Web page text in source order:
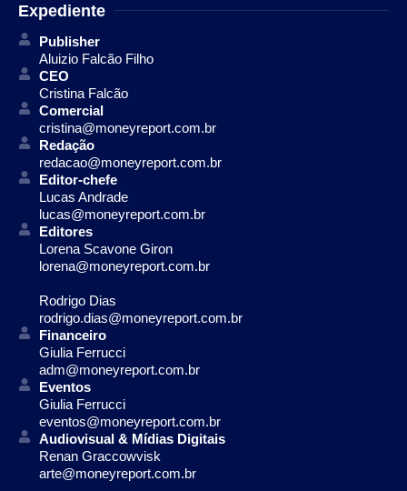
Expediente
Publisher
Aluizio Falcão Filho
CEO
Cristina Falcão
Comercial
cristina@moneyreport.com.br
Redação
redacao@moneyreport.com.br
Editor-chefe
Lucas Andrade
lucas@moneyreport.com.br
Editores
Lorena Scavone Giron
lorena@moneyreport.com.br
Rodrigo Dias
rodrigo.dias@moneyreport.com.br
Financeiro
Giulia Ferrucci
adm@moneyreport.com.br
Eventos
Giulia Ferrucci
eventos@moneyreport.com.br
Audiovisual & Mídias Digitais
Renan Graccowvisk
arte@moneyreport.com.br